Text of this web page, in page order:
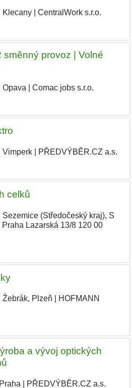
Klecany| CentralWork s.r.o.
směnný provoz | Volné
Opava Comac jobs s.r.o.
Vimperk| PŘEDVÝBĚR.CZ a.s.
celků
Sezemice (Středočeský kraj), S
Praha Lazarská 13/8 120 00
Žebrák, Plzeň
HOFMANN
a vývoj optických
Praha PŘEDVÝBĚR.CZ a.s.